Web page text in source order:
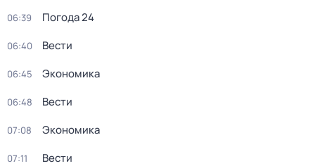
06:39 Погода 24
06:40 Вести
06:45 Экономика
06:48 Вести
07:08 Экономика
07:11 Вести